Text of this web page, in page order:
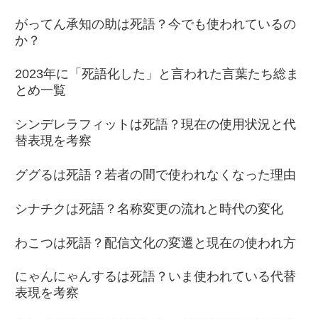
がってん承知の助は死語？今でも使われているの
か？
2023年に「死語化した」と言われた言葉たち総ま
とめ一覧
シンデレラフィットは死語？現在の使用状況と代
替表現を考察
ググるは死語？若者の間で使われなくなった理由
シナチクは死語？名称変更の流れと時代の変化
わこつは死語？配信文化の変遷と現在の使われ方
にゃんにゃんするは死語？いま使われている代替
表現を考察